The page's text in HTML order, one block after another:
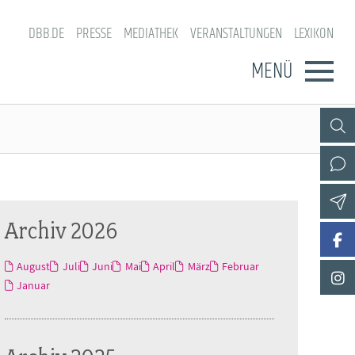
DBB.DE PRESSE MEDIATHEK VERANSTALTUNGEN LEXIKON
MENÜ
Archiv 2026
August Juli Juni Mai April März
Februar
Januar